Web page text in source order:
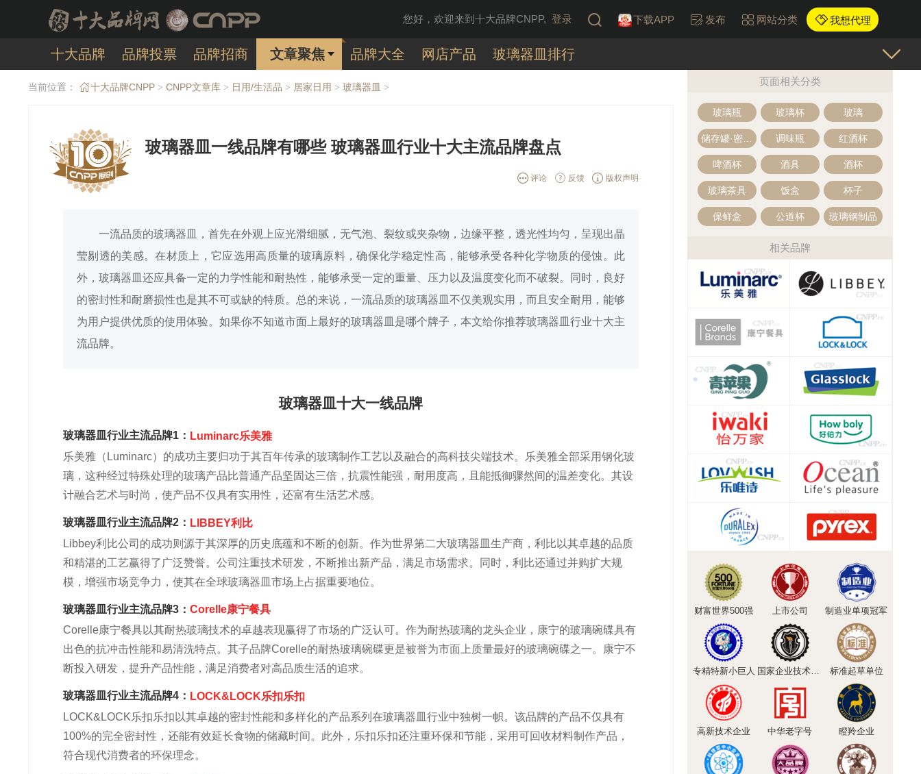
您好，欢迎来到十大品牌CNPP, 登录 下载APP 发布 网站分类 我想代理
十大品牌 品牌投票 品牌招商 文章聚焦 品牌大全 网店产品 玻璃器皿排行
当前位置： 十大品牌CNPP > CNPP文章库 > 日用/生活品 > 居家日用 > 玻璃器皿 >
玻璃器皿一线品牌有哪些 玻璃器皿行业十大主流品牌盘点
评论 反馈 版权声明
一流品质的玻璃器皿，首先在外观上应光滑细腻，无气泡、裂纹或夹杂物，边缘平整，透光性均匀，呈现出晶
莹剔透的美感。在材质上，它应选用高质量的玻璃原料，确保化学稳定性高，能够承受各种化学物质的侵蚀。此
外，玻璃器皿还应具备一定的力学性能和耐热性，能够承受一定的重量、压力以及温度变化而不破裂。同时，良好
的密封性和耐磨损性也是其不可或缺的特质。总的来说，一流品质的玻璃器皿不仅美观实用，而且安全耐用，能够
为用户提供优质的使用体验。如果你不知道市面上最好的玻璃器皿是哪个牌子，本文给你推荐玻璃器皿行业十大主
流品牌。
玻璃器皿十大一线品牌
玻璃器皿行业主流品牌1： Luminarc乐美雅
乐美雅（Luminarc）的成功主要归功于其百年传承的玻璃制作工艺以及融合的高科技尖端技术。乐美雅全部采用钢化玻
璃，这种经过特殊处理的玻璃产品比普通产品坚固达三倍，抗震性能强，耐用度高，且能抵御骤然间的温差变化。其设
计融合艺术与时尚，使产品不仅具有实用性，还富有生活艺术感。
玻璃器皿行业主流品牌2： LIBBEY利比
Libbey利比公司的成功则源于其深厚的历史底蕴和不断的创新。作为世界第二大玻璃器皿生产商，利比以其卓越的品质
和精湛的工艺赢得了广泛赞誉。公司注重技术研发，不断推出新产品，满足市场需求。同时，利比还通过并购扩大规
模，增强市场竞争力，使其在全球玻璃器皿市场上占据重要地位。
玻璃器皿行业主流品牌3： Corelle康宁餐具
Corelle康宁餐具以其耐热玻璃技术的卓越表现赢得了市场的广泛认可。作为耐热玻璃的龙头企业，康宁的玻璃碗碟具有
出色的抗冲击性能和易清洗特点。其子品牌Corelle的耐热玻璃碗碟更是被誉为市面上质量最好的玻璃碗碟之一。康宁不
断投入研发，提升产品性能，满足消费者对高品质生活的追求。
玻璃器皿行业主流品牌4： LOCK&LOCK乐扣乐扣
LOCK&LOCK乐扣乐扣以其卓越的密封性能和多样化的产品系列在玻璃器皿行业中独树一帜。该品牌的产品不仅具有
100%的完全密封性，还能有效延长食物的储藏时间。此外，乐扣乐扣还注重环保和节能，采用可回收材料制作产品，
符合现代消费者的环保理念。
页面相关分类
玻璃瓶 玻璃杯 玻璃
调味瓶 红酒杯
啤酒杯 酒具 酒杯
玻璃茶具 饭盒 杯子
保鲜盒 公道杯 玻璃钢制品
相关品牌
财富世界500强 上市公司 制造业单项冠军
专精特新小巨人 国家企业技术中心 标准起草单位
高新技术企业 中华老字号 瞪羚企业